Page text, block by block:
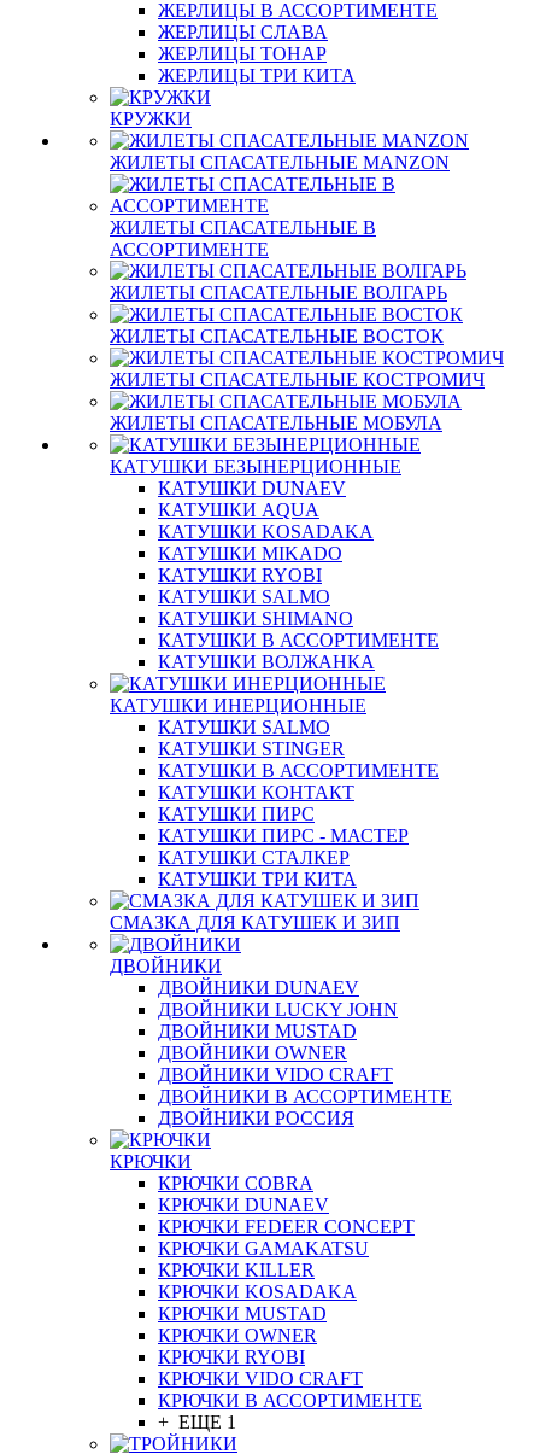
ЖЕРЛИЦЫ В АССОРТИМЕНТЕ
ЖЕРЛИЦЫ СЛАВА
ЖЕРЛИЦЫ ТОНАР
ЖЕРЛИЦЫ ТРИ КИТА
КРУЖКИ
ЖИЛЕТЫ СПАСАТЕЛЬНЫЕ MANZON
ЖИЛЕТЫ СПАСАТЕЛЬНЫЕ В
АССОРТИМЕНТЕ
ЖИЛЕТЫ СПАСАТЕЛЬНЫЕ ВОЛГАРЬ
ЖИЛЕТЫ СПАСАТЕЛЬНЫЕ ВОСТОК
ЖИЛЕТЫ СПАСАТЕЛЬНЫЕ КОСТРОМИЧ
ЖИЛЕТЫ СПАСАТЕЛЬНЫЕ МОБУЛА
КАТУШКИ БЕЗЫНЕРЦИОННЫЕ
КАТУШКИ DUNAEV
КАТУШКИ AQUA
КАТУШКИ KOSADAKA
КАТУШКИ MIKADO
КАТУШКИ RYOBI
КАТУШКИ SALMO
КАТУШКИ SHIMANO
КАТУШКИ В АССОРТИМЕНТЕ
КАТУШКИ ВОЛЖАНКА
КАТУШКИ ИНЕРЦИОННЫЕ
КАТУШКИ SALMO
КАТУШКИ STINGER
КАТУШКИ В АССОРТИМЕНТЕ
КАТУШКИ КОНТАКТ
КАТУШКИ ПИРС
КАТУШКИ ПИРС - МАСТЕР
КАТУШКИ СТАЛКЕР
КАТУШКИ ТРИ КИТА
СМАЗКА ДЛЯ КАТУШЕК И ЗИП
ДВОЙНИКИ
ДВОЙНИКИ DUNAEV
ДВОЙНИКИ LUCKY JOHN
ДВОЙНИКИ MUSTAD
ДВОЙНИКИ OWNER
ДВОЙНИКИ VIDO CRAFT
ДВОЙНИКИ В АССОРТИМЕНТЕ
ДВОЙНИКИ РОССИЯ
КРЮЧКИ
КРЮЧКИ COBRA
КРЮЧКИ DUNAEV
КРЮЧКИ FEDEER CONCEPT
КРЮЧКИ GAMAKATSU
КРЮЧКИ KILLER
КРЮЧКИ KOSADAKA
КРЮЧКИ MUSTAD
КРЮЧКИ OWNER
КРЮЧКИ RYOBI
КРЮЧКИ VIDO CRAFT
КРЮЧКИ В АССОРТИМЕНТЕ
+ ЕЩЕ 1